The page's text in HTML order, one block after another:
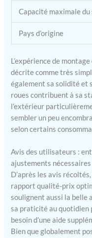
Capacité maximale du
Pays d’origine
L’expérience de
décrite comme très
également sa solidité et
roues contribuent à sa
l’extérieur
sembler un peu
selon certains
Avis des utilisateurs :
ajustements nécessaires
D’après les avis
rapport qualité-prix
soulignent aussi la belle
sa praticité au quotidien
besoin d’une aide
Bien que globalement